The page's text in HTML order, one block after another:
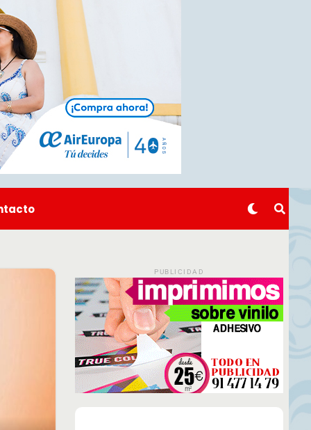
PUBLICIDAD